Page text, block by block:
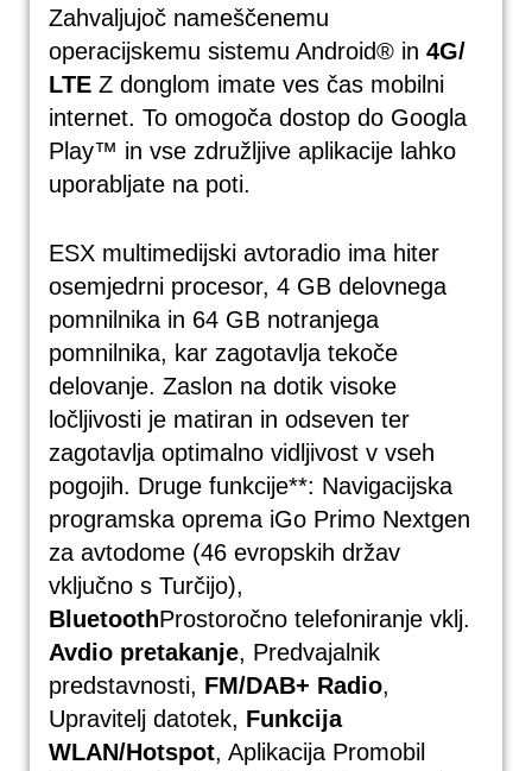
Zahvaljujoč nameščenemu
operacijskemu sistemu Android® in 4G/
LTE Z donglom imate ves čas mobilni
internet. To omogoča dostop do Googla
Play™ in vse združljive aplikacije lahko
uporabljate na poti.
ESX multimedijski avtoradio ima hiter
osemjedrni procesor, 4 GB delovnega
pomnilnika in 64 GB notranjega
pomnilnika, kar zagotavlja tekoče
delovanje. Zaslon na dotik visoke
ločljivosti je matiran in odseven ter
zagotavlja optimalno vidljivost v vseh
pogojih. Druge funkcije**: Navigacijska
programska oprema iGo Primo Nextgen
za avtodome (46 evropskih držav
vključno s Turčijo),
BluetoothProstoročno telefoniranje vklj.
Avdio pretakanje, Predvajalnik
predstavnosti, FM/DAB+ Radio,
Upravitelj datotek, Funkcija
WLAN/Hotspot, Aplikacija Promobil